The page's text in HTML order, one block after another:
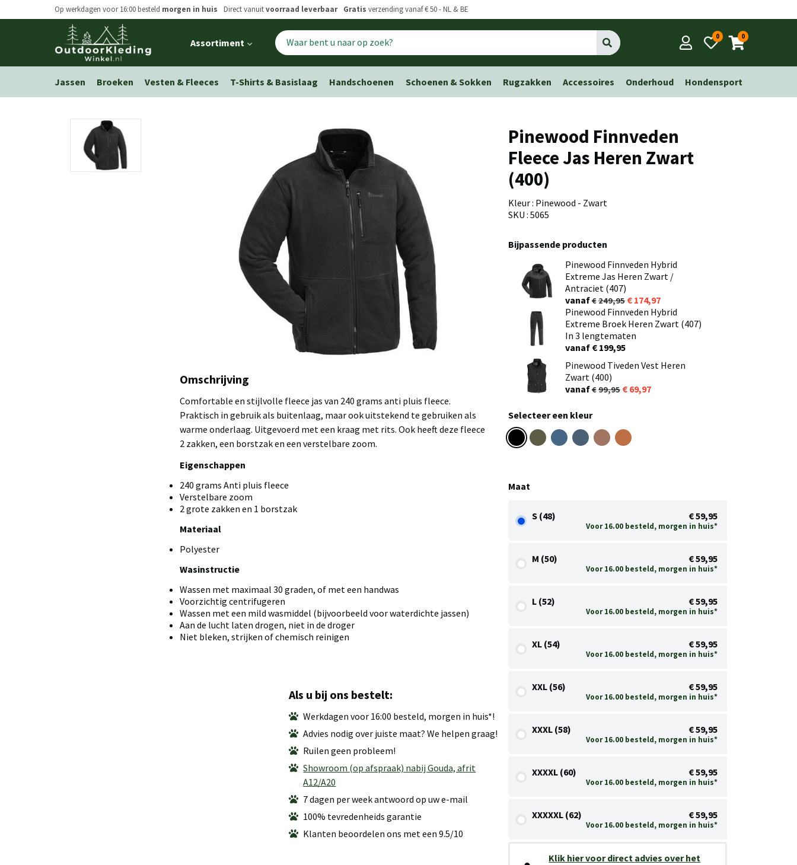
Op werkdagen voor 16:00 besteld morgen in huis Direct vanuitvoorraad leverbaar Gratis verzending vanaf € 50 - NL & BE
Open
menu
Assortiment Go 0 0
Jassen Broeken Vesten & Fleeces T-Shirts & Basislaag Handschoenen Schoenen & Sokken Rugzakken Accessoires Onderhoud Hondensport
Pinewood Finnveden
Fleece Jas Heren Zwart
(400)
Kleur : Pinewood - Zwart
SKU : 5065
Bijpassende producten
Pinewood Finnveden Hybrid
Extreme Jas Heren Zwart /
Antraciet (407)
vanaf
249,95
174,97
Pinewood Finnveden Hybrid
Extreme Broek Heren Zwart (407)
In 3 lengtematen
vanaf € 199,95
Pinewood Tiveden Vest Heren
Zwart (400)
vanaf
99,95 69,97
Selecteer een kleur
Maat
S (48) € 59,95
Voor 16.00 besteld, morgen in huis*
M (50) € 59,95
Voor 16.00 besteld, morgen in huis*
L (52) € 59,95
Voor 16.00 besteld, morgen in huis*
XL (54) € 59,95
Voor 16.00 besteld, morgen in huis*
XXL (56) € 59,95
Voor 16.00 besteld, morgen in huis*
XXXL (58) € 59,95
Voor 16.00 besteld, morgen in huis*
XXXXL (60) € 59,95
Voor 16.00 besteld, morgen in huis*
XXXXXL (62) € 59,95
Voor 16.00 besteld, morgen in huis*
Klik hier voor direct advies over het
Omschrijving
Comfortable en stijlvolle fleece jas van 240 grams anti pluis fleece.
Praktisch in gebruik als buitenlaag, maar ook uitstekend te gebruiken als
warme onderlaag. Uitgevoerd met een kraag met rits. Ook heeft deze fleece
2 zakken, een borstzak en een verstelbare zoom.
Eigenschappen
240 grams Anti pluis fleece
Verstelbare zoom
2 grote zakken en 1 borstzak
Materiaal
Polyester
Wasinstructie
Wassen met maximaal 30 graden, of met een handwas
Voorzichtig centrifugeren
Wassen met een mild wasmiddel (bijvoorbeeld voor waterdichte jassen)
Aan de lucht laten drogen, niet in de droger
Niet bleken, strijken of chemisch reinigen
Als u bij ons bestelt:
Werkdagen voor 16:00 besteld, morgen in huis*!
Advies nodig over juiste maat? We helpen graag!
Ruilen geen probleem!
Showroom (op afspraak) nabij Gouda, afrit
A12/A20
7 dagen per week antwoord op uw e-mail
100% tevredenheids garantie
Klanten beoordelen ons met een 9.5/10